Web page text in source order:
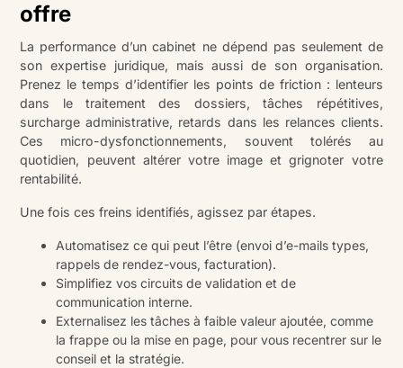
offre
La performance d’un cabinet ne dépend pas seulement de
son expertise juridique, mais aussi de son organisation.
Prenez le temps d’identifier les points de friction : lenteurs
dans le traitement des dossiers, tâches répétitives,
surcharge administrative, retards dans les relances clients.
Ces micro-dysfonctionnements, souvent tolérés au
quotidien, peuvent altérer votre image et grignoter votre
rentabilité.
Une fois ces freins identifiés, agissez par étapes.
Automatisez ce qui peut l’être (envoi d’e-mails types,
rappels de rendez-vous, facturation).
Simplifiez vos circuits de validation et de
communication interne.
Externalisez les tâches à faible valeur ajoutée, comme
la frappe ou la mise en page, pour vous recentrer sur le
conseil et la stratégie.